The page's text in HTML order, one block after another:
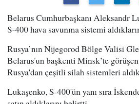
Belarus Cumhurbaşkanı Aleksandr
S-400 hava savunma sistemi
Rusya’nın Nijegorod Bölge Valisi
Belarus'un başkenti Minsk’te
Rusya'dan çeşitli silah sistemleri
Lukaşenko, S-400'ün yanı sıra